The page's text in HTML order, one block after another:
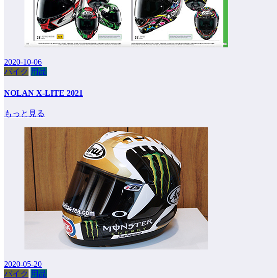
2020-10-06
バイク 用品
NOLAN X-LITE 2021
もっと見る
2020-05-20
バイク 用品